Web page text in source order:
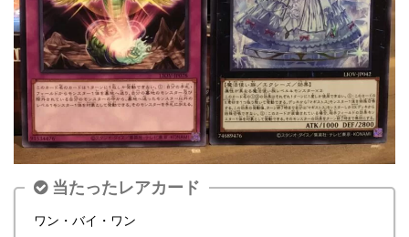
当たったレアカード
ワン・バイ・ワン